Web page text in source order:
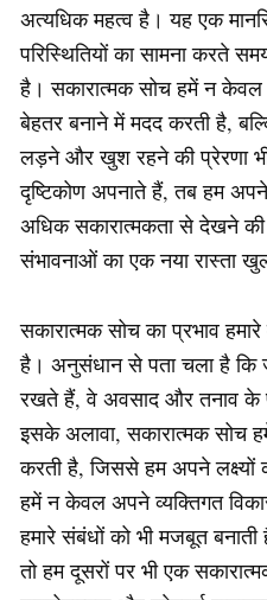
अत्यधिक महत्व है। यह एक
परिस्थितियों का सामना करते
है। सकारात्मक सोच हमें न केवल
बेहतर बनाने में मदद करती है,
लड़ने और खुश रहने की प्रेरणा
दृष्टिकोण अपनाते हैं, तब हम
अधिक सकारात्मकता से देखने
संभावनाओं का एक नया रास्ता
सकारात्मक सोच का प्रभाव
है। अनुसंधान से पता चला है कि
रखते हैं, वे अवसाद और तनाव के
इसके अलावा, सकारात्मक सोच
करती है, जिससे हम अपने
हमें न केवल अपने व्यक्तिगत
हमारे संबंधों को भी मजबूत
तो हम दूसरों पर भी एक